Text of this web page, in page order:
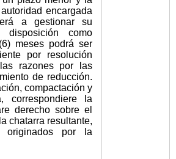
encargada
a gestionar su
disposición como
meses podrá ser
por resolución
razones por las
de reducción.
compactación y
correspondiere la
derecho sobre el
chatarra resultante,
originados por la